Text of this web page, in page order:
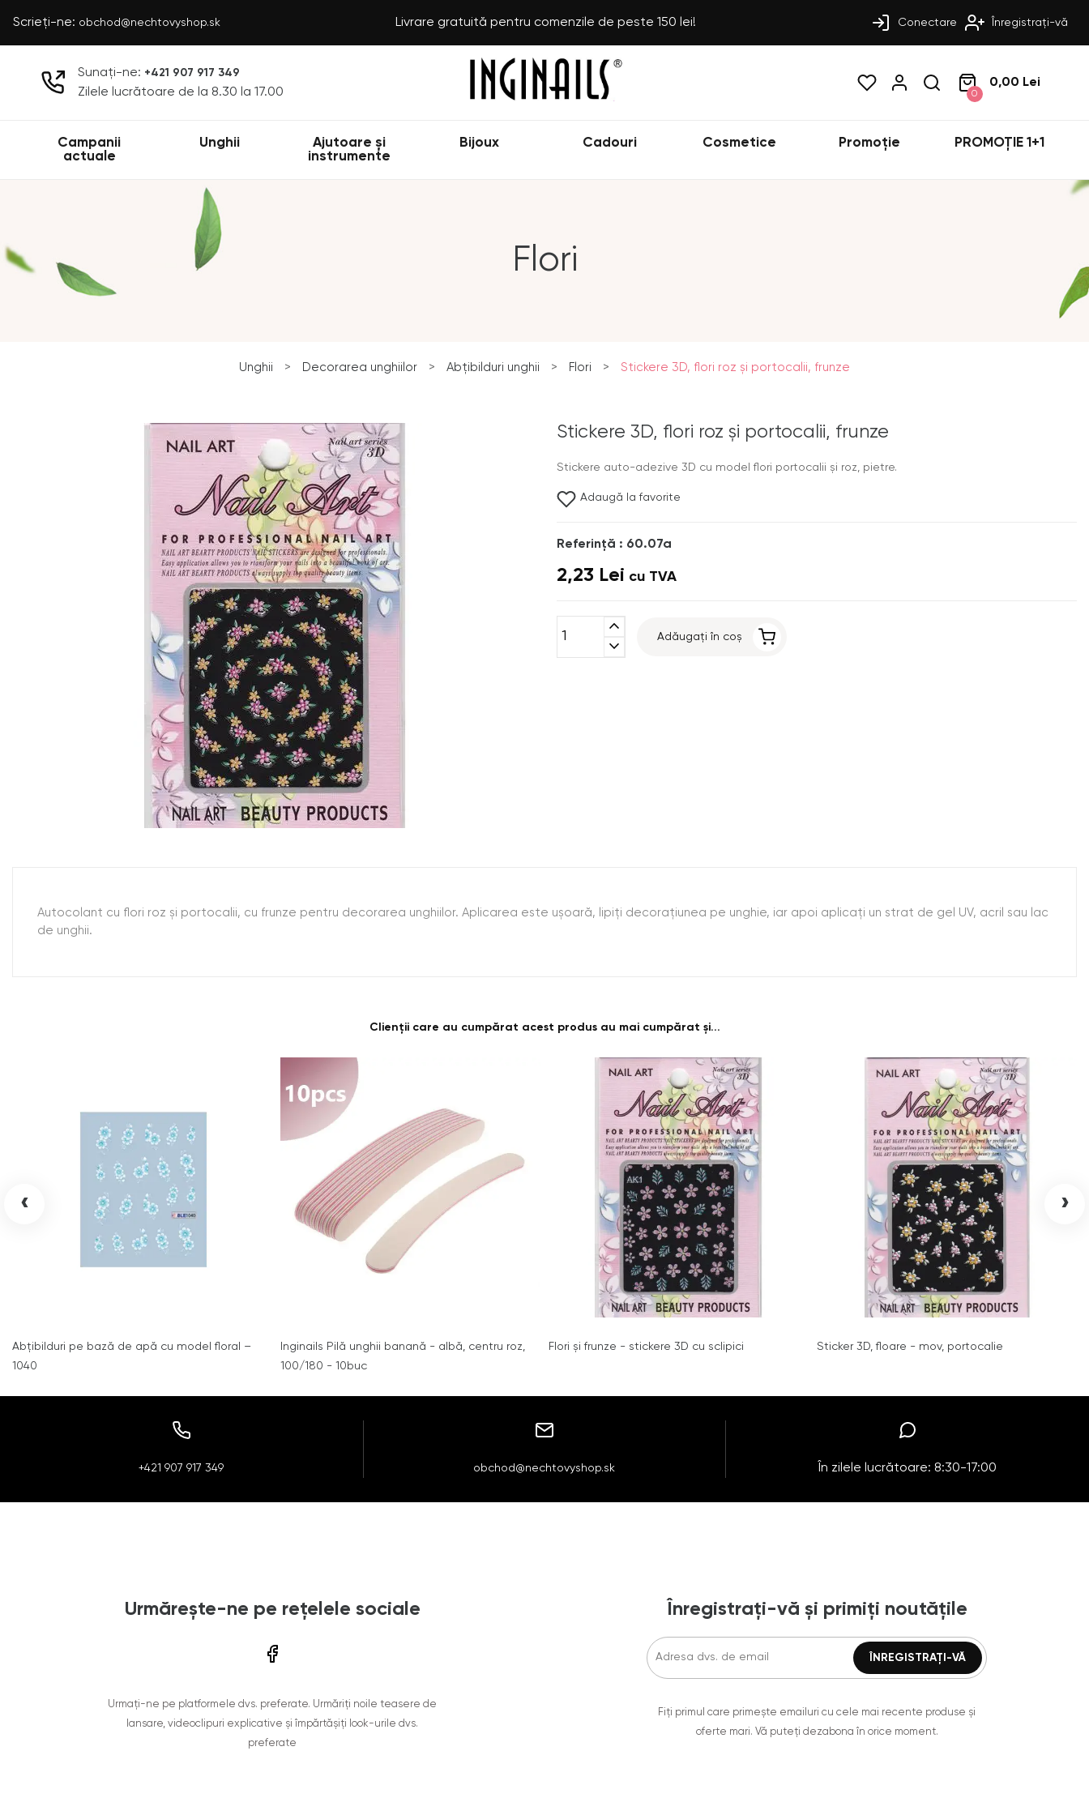
Scrieți-ne: obchod@nechtovyshop.sk Livrare gratuită pentru comenzile de peste 150 lei! Conectare Înregistrați-vă
Sunați-ne: +421 907 917 349
Zilele lucrătoare de la 8.30 la 17.00 0
0,00 Lei
Campanii
actuale
Unghii
Ajutoare și
instrumente
Bijoux Cadouri Cosmetice Promoție PROMOȚIE 1+1
Flori
Unghii > Decorarea unghiilor > Abțibilduri unghii > Flori > Stickere 3D, flori roz şi portocalii, frunze
Stickere 3D, flori roz şi portocalii, frunze
Stickere auto-adezive 3D cu model flori portocalii şi roz, pietre.
Adaugă la favorite
Referinţă : 60.07a
2,23 Lei cu TVA
expand_less
expand_more
Adăugați în coș
Autocolant cu flori roz şi portocalii, cu frunze pentru decorarea unghiilor. Aplicarea este uşoară, lipiţi decoraţiunea pe unghie, iar apoi aplicaţi un strat de gel UV, acril sau lac
de unghii.
Clienții care au cumpărat acest produs au mai cumpărat și...
Abțibilduri pe bază de apă cu model floral –
1040
Inginails Pilă unghii banană - albă, centru roz,
100/180 - 10buc
Flori şi frunze - stickere 3D cu sclipici Sticker 3D, floare - mov, portocalie
‹ ›
+421 907 917 349 obchod@nechtovyshop.sk În zilele lucrătoare: 8:30-17:00
Urmărește-ne pe rețelele sociale
Urmați-ne pe platformele dvs. preferate. Urmăriți noile teasere de
lansare, videoclipuri explicative și împărtășiți look-urile dvs.
preferate
Înregistrați-vă și primiți noutățile
Fiți primul care primește emailuri cu cele mai recente produse și
oferte mari. Vă puteți dezabona în orice moment.